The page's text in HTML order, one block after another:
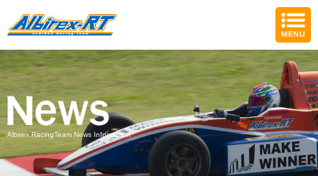
Albirex RacingTeam News Information